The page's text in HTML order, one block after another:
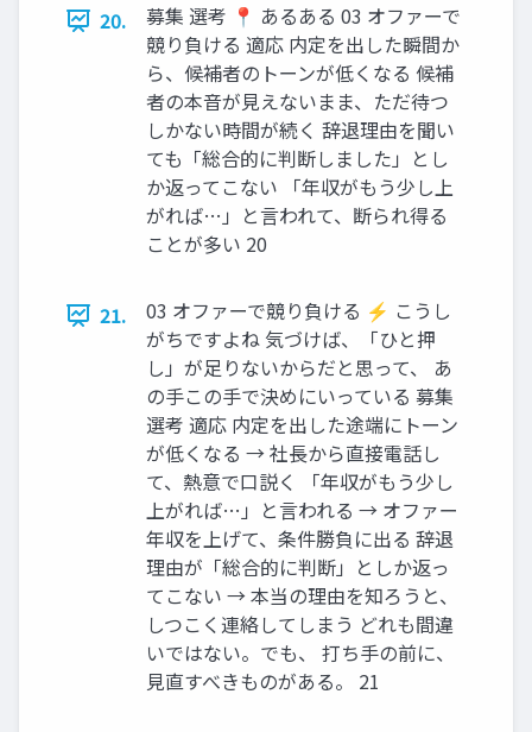
20.
募集 選考 📍 あるある 03 オファーで
競り負ける 適応 内定を出した瞬間か
ら、候補者のトーンが低くなる 候補
者の本音が見えないまま、ただ待つ
しかない時間が続く 辞退理由を聞い
ても「総合的に判断しました」とし
か返ってこない 「年収がもう少し上
がれば…」と言われて、断られ得る
ことが多い 20
21.
03 オファーで競り負ける ⚡ こうし
がちですよね 気づけば、「ひと押
し」が足りないからだと思って、 あ
の手この手で決めにいっている 募集
選考 適応 内定を出した途端にトーン
が低くなる → 社長から直接電話し
て、熱意で口説く 「年収がもう少し
上がれば…」と言われる → オファー
年収を上げて、条件勝負に出る 辞退
理由が「総合的に判断」としか返っ
てこない → 本当の理由を知ろうと、
しつこく連絡してしまう どれも間違
いではない。でも、 打ち手の前に、
見直すべきものがある。 21